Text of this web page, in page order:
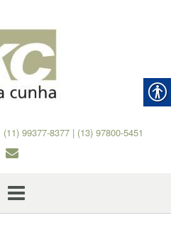
99377-8377 | (13) 97800-5451